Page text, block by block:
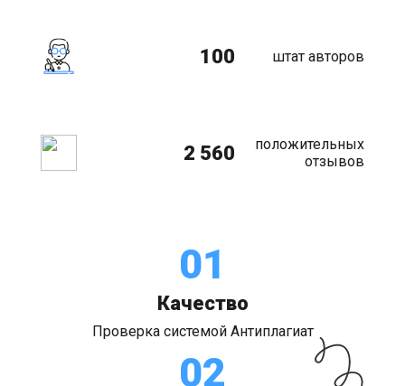
100 штат авторов
2 560
положительных
отзывов
01
Качество
Проверка системой Антиплагиат
02